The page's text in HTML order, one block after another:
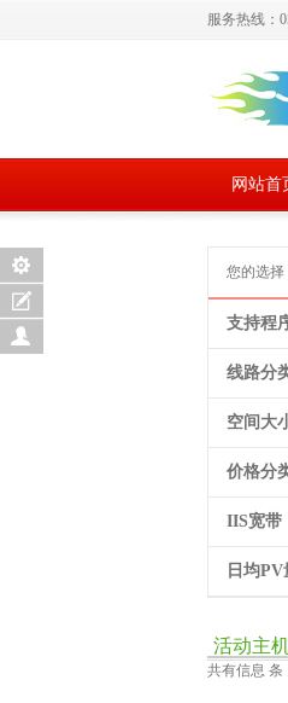
服务热线：
网站首
您的选择
支持程
线路分
空间大
价格分
IIS宽带
日均PV
活动主
共有信息 条